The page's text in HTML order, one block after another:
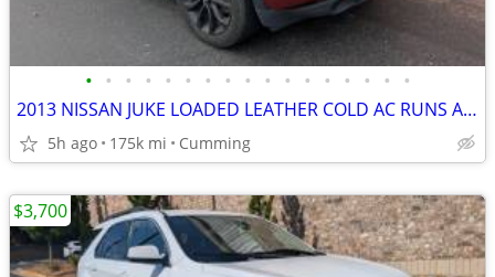
• • • • • • • • • • • • • • • • •
2013 NISSAN JUKE LOADED LEATHER COLD AC RUNS AND DRIVES PERFECT
5h ago 175k mi Cumming
$3,700